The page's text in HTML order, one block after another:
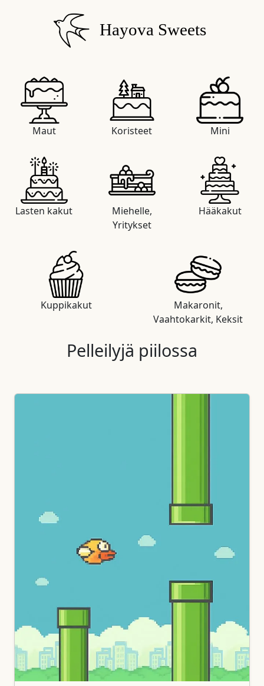
Hayova Sweets
Maut Koristeet Mini
Lasten kakut
Miehelle,
Yritykset
Hääkakut
Kuppikakut
Makaronit,
Vaahtokarkit, Keksit
Pelleilyjä piilossa